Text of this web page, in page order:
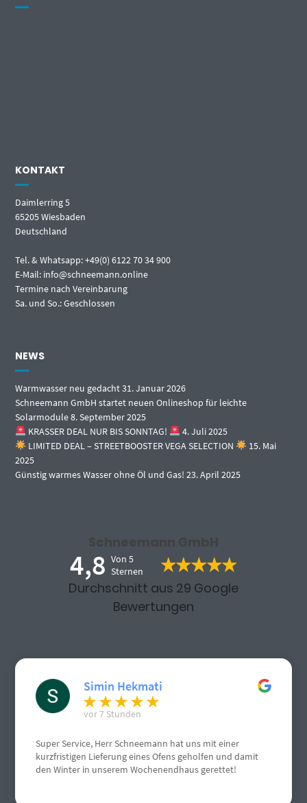
KONTAKT
Daimlerring 5
65205 Wiesbaden
Deutschland
Tel. & Whatsapp: +49(0) 6122 70 34 900
E-Mail: info@schneemann.online
Termine nach Vereinbarung
Sa. und So.: Geschlossen
NEWS
Warmwasser neu gedacht31. Januar 2026
Schneemann GmbH startet neuen Onlineshop für leichte
Solarmodule8. September 2025
KRASSER DEAL NUR BIS SONNTAG!
4. Juli 2025
LIMITED DEAL – STREETBOOSTER VEGA SELECTION
15. Mai
2025
Günstig warmes Wasser ohne Öl und Gas! 23. April 2025
Schneemann GmbH
4,8 Von 5
Sternen
Durchschnitt aus 29 Google
Bewertungen
Simin Hekmati
vor 7 Stunden
Super Service, Herr Schneemann hat uns mit einer
kurzfristigen Lieferung eines Ofens geholfen und damit
den Winter in unserem Wochenendhaus gerettet!